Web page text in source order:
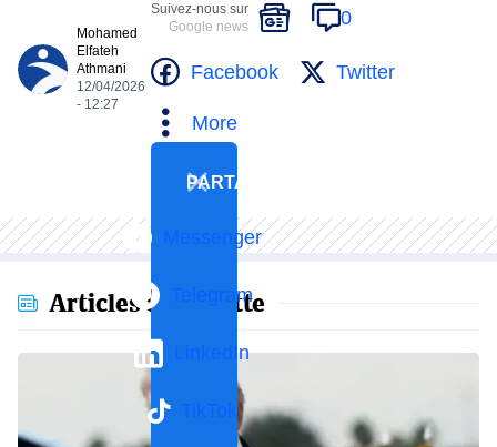
Mohamed
Elfateh
Athmani
12/04/2026
- 12:27
Suivez-nous sur
Google news
0
Facebook Twitter
More
PARTAGER
Messenger
Telegram
LinkedIn
TikTok
Articles en vedette